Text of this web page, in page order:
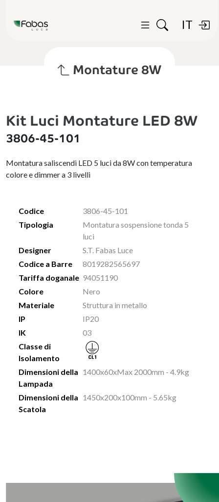
IT
Montature 8W
Kit Luci Montature LED 8W
3806-45-101
Montatura saliscendi LED 5 luci da 8W con temperatura
colore e dimmer a 3 livelli
Codice
3806-45-101
Tipologia
Montatura sospensione tonda 5
luci
Designer
S.T. Fabas Luce
Codice a Barre
8019282565697
Tariffa doganale 94051190
Colore
Nero
Materiale
Struttura in metallo
IP
IP20
IK
03
Classe di
Isolamento
Dimensioni della
Lampada
1400x60xMax 2000mm - 4.9kg
Dimensioni della
Scatola
1450x200x100mm - 5.65kg